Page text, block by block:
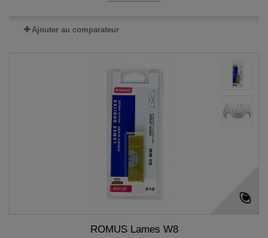
Ajouter au comparateur
ROMUS Lames W8